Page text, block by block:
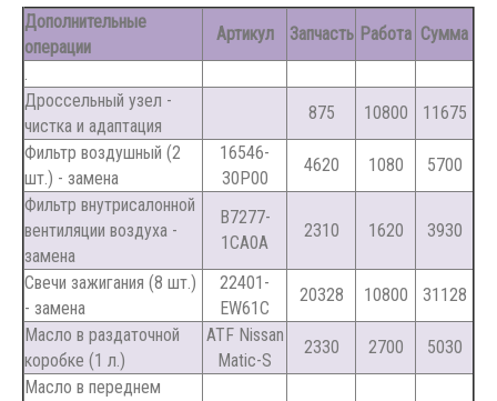
Дополнительные
операции
Артикул Запчасть Работа Сумма
.
Дроссельный узел -
чистка и адаптация
875 10800
11675
Фильтр воздушный (2
шт.) - замена
16546-
30P00
4620 1080
5700
Фильтр внутрисалонной
вентиляции воздуха -
замена
B7277-
1CA0A
2310 1620 3930
Свечи зажигания (8 шт.)
- замена
22401-
EW61C
20328 10800
31128
Масло в раздаточной
коробке (1 л.)
ATF Nissan
Matic-S
2330 2700
5030
Масло в переднем